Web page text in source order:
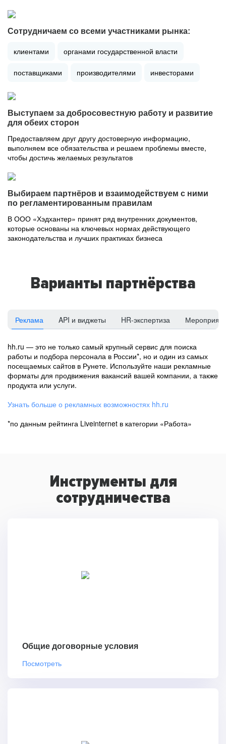
Сотрудничаем со всеми участниками рынка:
клиентами органами государственной власти
поставщиками производителями инвесторами
Выступаем за добросовестную работу и развитие
для обеих сторон
Предоставляем друг другу достоверную информацию,
выполняем все обязательства и решаем проблемы вместе,
чтобы достичь желаемых результатов
Выбираем партнёров и взаимодействуем с ними
по регламентированным правилам
В ООО «Хэдхантер» принят ряд внутренних документов,
которые основаны на ключевых нормах действующего
законодательства и лучших практиках бизнеса
Варианты партнёрства
Реклама API и виджеты HR-экспертиза
hh.ru — это не только самый крупный сервис для поиска
работы и подбора персонала в России*, но и один из самых
посещаемых сайтов в Рунете. Используйте наши рекламные
форматы для продвижения вакансий вашей компании, а также
продукта или услуги.
Узнать больше о рекламных возможностях hh.ru
*по данным рейтинга Liveinternet в категории «Работа»
Инструменты для
сотрудничества
Общие договорные условия
Посмотреть